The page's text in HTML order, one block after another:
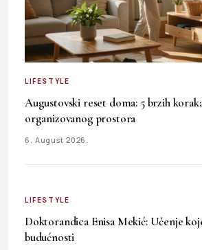
LIFESTYLE
Augustovski reset doma: 5 brzih
organizovanog prostora
6. August 2026.
LIFESTYLE
Doktorandica Enisa Mekić: Učenje
budućnosti